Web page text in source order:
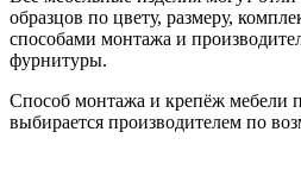
образцов по цвету, размеру,
способами монтажа и
фурнитуры.
Способ монтажа и крепёж мебели
выбирается производителем по